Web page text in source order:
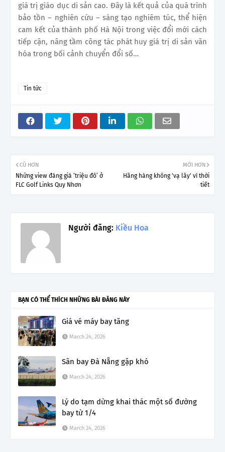
giá trị giáo dục di sản cao. Đây là kết quả của quá trình
bảo tồn – nghiên cứu – sáng tạo nghiêm túc, thể hiện
cam kết của thành phố Hà Nội trong việc đổi mới cách
tiếp cận, nâng tầm công tác phát huy giá trị di sản văn
hóa trong bối cảnh chuyển đổi số…
Tin tức
MỚI HƠN
Hãng hàng không 'vạ lây' vì thời
tiết
CŨ HƠN
Những view đáng giá ‘triệu đô’ ở
FLC Golf Links Quy Nhơn
Người đăng: Kiều Hoa
BẠN CÓ THỂ THÍCH NHỮNG BÀI ĐĂNG NÀY
Giá vé máy bay tăng
March 24, 2026
Sân bay Đà Nẵng gặp khó
March 24, 2026
Lý do tạm dừng khai thác một số đường
bay từ 1/4
March 24, 2026